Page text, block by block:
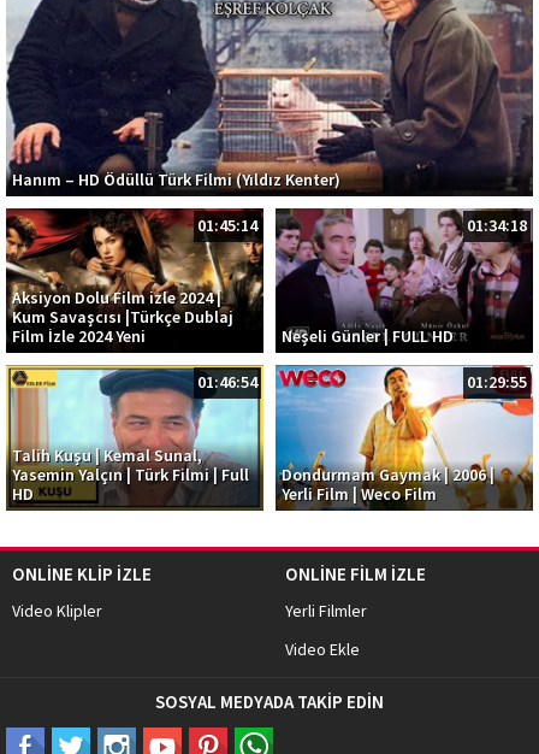
Hanım – HD Ödüllü Türk Filmi (Yıldız Kenter)
01:45:14
Aksiyon Dolu Film izle 2024 |
Kum Savaşcısı |Türkçe Dublaj
Film İzle 2024 Yeni
01:34:18
Neşeli Günler | FULL HD
01:46:54
Talih Kuşu | Kemal Sunal,
Yasemin Yalçın | Türk Filmi | Full
HD
01:29:55
Dondurmam Gaymak | 2006 |
Yerli Film | Weco Film
ONLİNE KLİP İZLE
Video Klipler
ONLİNE FİLM İZLE
Yerli Filmler
Video Ekle
SOSYAL MEDYADA TAKİP EDİN